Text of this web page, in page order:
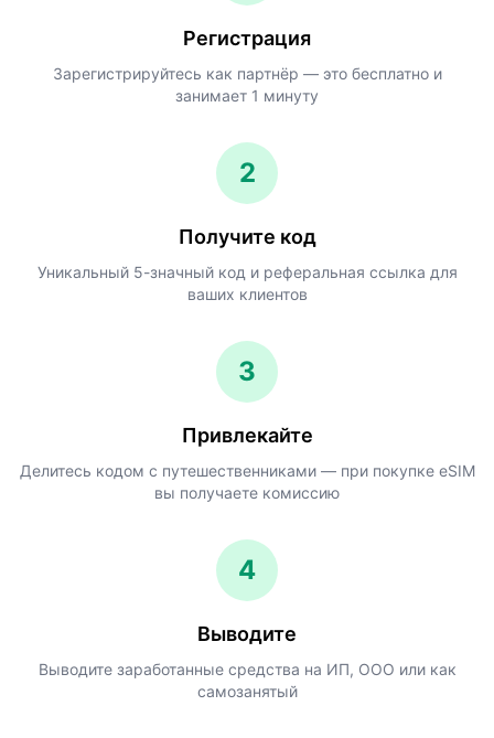
Регистрация
Зарегистрируйтесь как партнёр — это бесплатно и
занимает 1 минуту
2
Получите код
Уникальный 5-значный код и реферальная ссылка для
ваших клиентов
3
Привлекайте
Делитесь кодом с путешественниками — при покупке eSIM
вы получаете комиссию
4
Выводите
Выводите заработанные средства на ИП, ООО или как
самозанятый